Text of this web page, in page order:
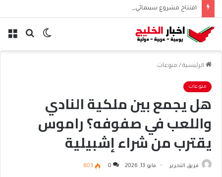
افتتاح مشروع سينمائي قطري موسع لتعزيز الأصوات في تشيلي
بحث الوضع
الرئيسية / منوعات
منوعات
هل يجمع بين ملكية النادي
واللعب في صفوفه؟ راموس
يقترب من شراء إشبيلية
فريق التحرير مايو 13, 2026 0
603